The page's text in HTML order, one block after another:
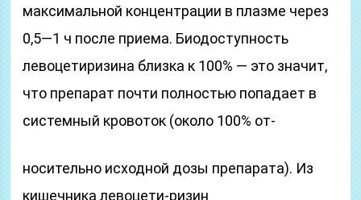
максимальной концентрации в плазме через
0,5—1 ч после приема. Биодоступность
левоцетиризина близка к 100% — это значит,
что препарат почти полностью попадает в
системный кровоток (около 100% от-
носительно исходной дозы препарата). Из
кишечника левоцети-ризин